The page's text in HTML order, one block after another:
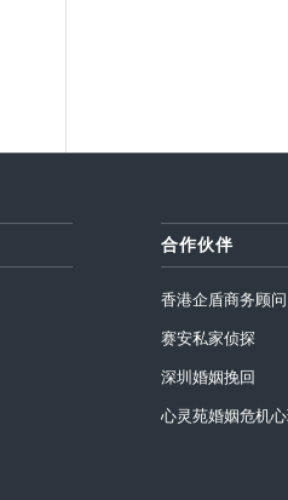
合作伙伴
香港企盾商务顾问
赛安私家侦探
深圳婚姻挽回
心灵苑婚姻危机